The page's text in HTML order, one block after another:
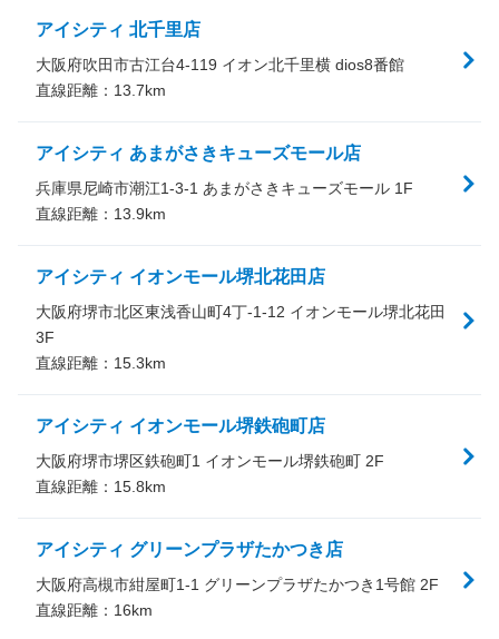
アイシティ 北千里店
大阪府吹田市古江台4-119 イオン北千里横 dios8番館
直線距離： 13.7km
アイシティ あまがさきキューズモール店
兵庫県尼崎市潮江1-3-1 あまがさきキューズモール 1F
直線距離： 13.9km
アイシティ イオンモール堺北花田店
大阪府堺市北区東浅香山町4丁-1-12 イオンモール堺北花田
3F
直線距離： 15.3km
アイシティ イオンモール堺鉄砲町店
大阪府堺市堺区鉄砲町1 イオンモール堺鉄砲町 2F
直線距離： 15.8km
アイシティ グリーンプラザたかつき店
大阪府高槻市紺屋町1-1 グリーンプラザたかつき1号館 2F
直線距離： 16km